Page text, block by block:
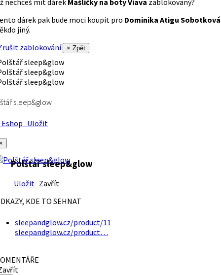
dárek pak bude moci koupit pro Dominika Atigu Sobotková
jiný.
zablokování
× Zpět
sleep&glow
Uložit
Polštář sleep&glow
Uložit Zavřít
KDE TO SEHNAT
sleepandglow.cz/product/11
sleepandglow.cz/product…